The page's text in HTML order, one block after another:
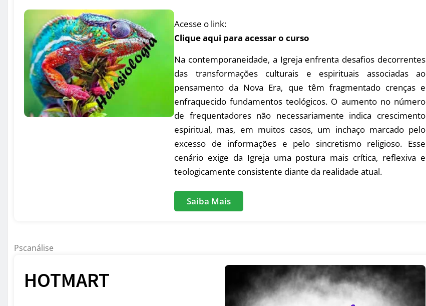
Acesse o link:
Clique aqui para acessar o curso
Na contemporaneidade, a Igreja enfrenta desafios decorrentes
das transformações culturais e espirituais associadas ao
pensamento da Nova Era, que têm fragmentado crenças e
enfraquecido fundamentos teológicos. O aumento no número
de frequentadores não necessariamente indica crescimento
espiritual, mas, em muitos casos, um inchaço marcado pelo
excesso de informações e pelo sincretismo religioso. Esse
cenário exige da Igreja uma postura mais crítica, reflexiva e
teologicamente consistente diante da realidade atual.
Saiba Mais
Pscanálise
HOTMART